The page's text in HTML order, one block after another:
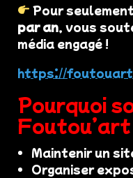
Pour
par an, vous
média engagé !
https://
Pourquoi
Maintenir un
Organiser